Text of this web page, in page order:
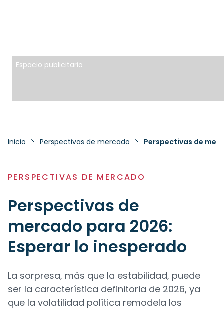
Espacio publicitario
Inicio Perspectivas de mercado Perspectivas de
PERSPECTIVAS DE MERCADO
Perspectivas de
mercado para 2026:
Esperar lo inesperado
La sorpresa, más que la estabilidad, puede
ser la característica definitoria de 2026, ya
que la volatilidad política remodela los